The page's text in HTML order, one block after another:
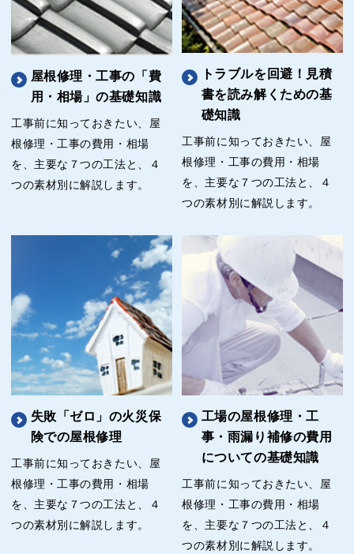
屋根修理・工事の「費
用・相場」の基礎知識
工事前に知っておきたい、屋
根修理・工事の費用・相場
を、主要な７つの工法と、４
つの素材別に解説します。
トラブルを回避！見積
書を読み解くための基
礎知識
工事前に知っておきたい、屋
根修理・工事の費用・相場
を、主要な７つの工法と、４
つの素材別に解説します。
失敗「ゼロ」の火災保
険での屋根修理
工事前に知っておきたい、屋
根修理・工事の費用・相場
を、主要な７つの工法と、４
つの素材別に解説します。
工場の屋根修理・工
事・雨漏り補修の費用
についての基礎知識
工事前に知っておきたい、屋
根修理・工事の費用・相場
を、主要な７つの工法と、４
つの素材別に解説します。